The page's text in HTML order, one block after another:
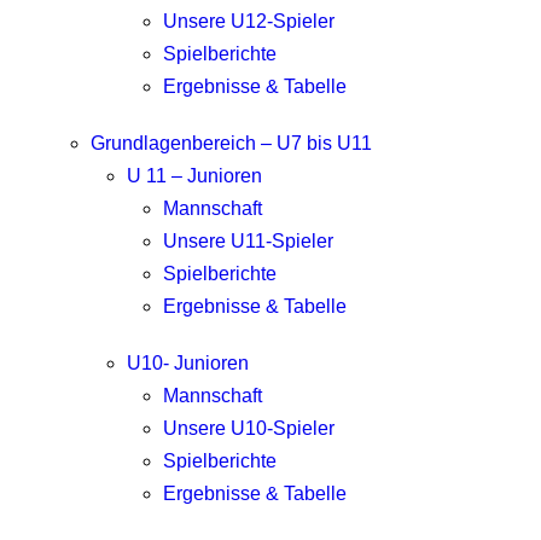
Unsere U12-Spieler
Spielberichte
Ergebnisse & Tabelle
Grundlagenbereich – U7 bis U11
U 11 – Junioren
Mannschaft
Unsere U11-Spieler
Spielberichte
Ergebnisse & Tabelle
U10- Junioren
Mannschaft
Unsere U10-Spieler
Spielberichte
Ergebnisse & Tabelle